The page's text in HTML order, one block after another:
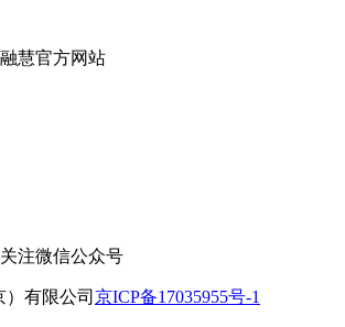
融慧官方网站
关注微信公众号
有限公司 京ICP备17035955号-1